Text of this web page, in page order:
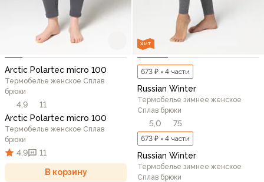
Arctic Polartec micro 100
Термобелье женское Сплав
брюки
4,9
11
Arctic Polartec micro 100
Термобелье женское Сплав
брюки
4,9 11
В корзину
ХИТ
673 ₽ × 4 части
Russian Winter
Термобелье зимнее женское
Сплав брюки
5,0 75
673 ₽ × 4 части
Russian Winter
Термобелье зимнее женское
Сплав брюки